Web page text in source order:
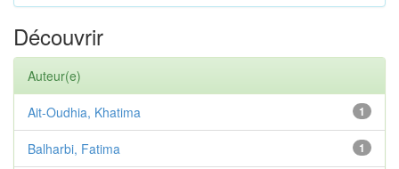
Découvrir
Auteur(e)
1
Ait-Oudhia, Khatima
1
Balharbi, Fatima